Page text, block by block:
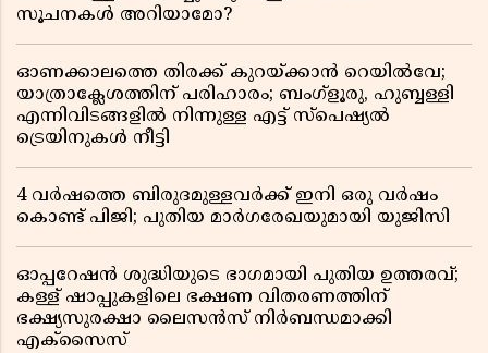
സൂചനകൾ അറിയാമോ?
ഓണക്കാലത്തെ തിരക്ക് കുറയ്ക്കാൻ റെയിൽവേ;
യാത്രാക്ലേശത്തിന് പരിഹാരം; ബംഗ്ളൂരു, ഹുബ്ബള്ളി
എന്നിവിടങ്ങളിൽ നിന്നുള്ള എട്ട് സ്പെഷ്യൽ
ട്രെയിനുകൾ നീട്ടി
4 വർഷത്തെ ബിരുദമുള്ളവർക്ക് ഇനി ഒരു വർഷം
കൊണ്ട് പിജി; പുതിയ മാർഗരേഖയുമായി യുജിസി
ഓപ്പറേഷൻ ശുദ്ധിയുടെ ഭാഗമായി പുതിയ ഉത്തരവ്;
കള്ള് ഷാപ്പുകളിലെ ഭക്ഷണ വിതരണത്തിന്
ഭക്ഷ്യസുരക്ഷാ ലൈസൻസ് നിർബന്ധമാക്കി
എക്സൈസ്